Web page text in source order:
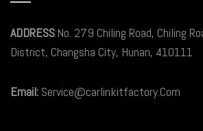
ADDRESS:No. 279 Chiling Road, Chiling
District, Changsha City, Hunan, 410111
Email: Service@carlinkitfactory.Com